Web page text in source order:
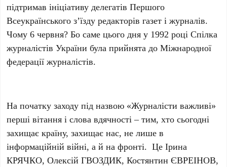
підтримав ініціативу делегатів Першого
Всеукраїнського з’їзду редакторів газет і журналів.
Чому 6 червня? Бо саме цього дня у 1992 році Спілка
журналістів України була прийнята до Міжнародної
федерації журналістів.
На початку заходу під назвою «Журналісти важливі»
перші вітання і слова вдячності – тим, хто сьогодні
захищає країну, захищає нас, не лише в
інформаційній війні, а й на фронті. Це Ірина
КРЯЧКО, Олексій ГВОЗДИК, Костянтин ЄВРЕІНОВ,